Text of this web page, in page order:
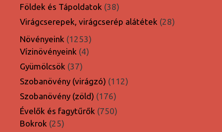
termék
Földek és Tápoldatok 3838
termék
Virágcserepek, virágcserép alátétek 2828
Növényeink 12531253
termék
Vízinövényeink 44
Gyümölcsök 3737
termék
Szobanövény (virágzó) 112112
Szobanövény (zöld) 176176
termék
Évelők és fagytűrők 750750
Bokrok 2525